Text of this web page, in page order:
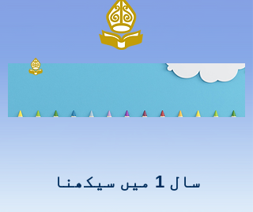
سال 1 میں سیکھنا